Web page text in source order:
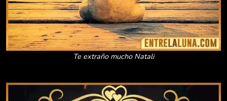
Te extraño mucho Natali